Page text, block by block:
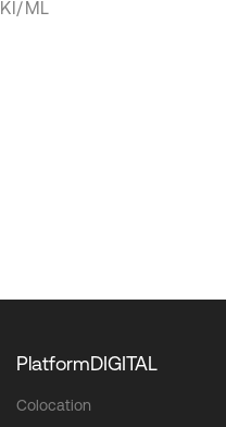
KI/ML
PlatformDIGITAL
Colocation